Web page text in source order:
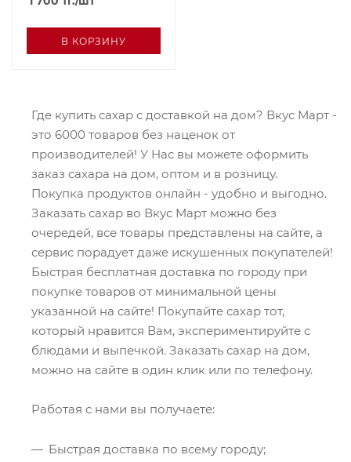
В КОРЗИНУ
Где купить сахар с доставкой на дом? Вкус Март -
это 6000 товаров без наценок от
производителей! У Нас вы можете оформить
заказ сахара на дом, оптом и в розницу.
Покупка продуктов онлайн - удобно и выгодно.
Заказать сахар во Вкус Март можно без
очередей, все товары представлены на сайте, а
сервис порадует даже искушенных покупателей!
Быстрая бесплатная доставка по городу при
покупке товаров от минимальной цены
указанной на сайте! Покупайте сахар тот,
который нравится Вам, экспериментируйте с
блюдами и выпечкой. Заказать сахар на дом,
можно на сайте в один клик или по телефону.
Работая с нами вы получаете:
Быстрая доставка по всему городу;